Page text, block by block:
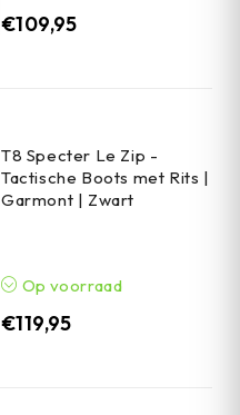
€109,95
T8 Specter Le Zip -
Tactische Boots met Rits |
Garmont | Zwart
Op voorraad
€119,95